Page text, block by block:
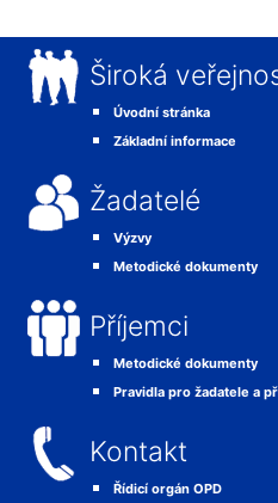
Široká
Úvodní stránka
Základní informace
Žadatelé
Výzvy
Metodické dokumenty
Příjemci
Metodické dokumenty
Pravidla pro žadatele a
Kontakt
Řídicí orgán OPD